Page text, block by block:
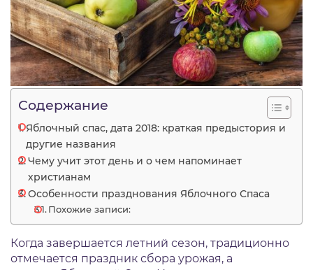
Содержание
Яблочный спас, дата 2018: краткая предыстория и
другие названия
Чему учит этот день и о чем напоминает
христианам
Особенности празднования Яблочного Спаса
Похожие записи:
Когда завершается летний сезон, традиционно
отмечается праздник сбора урожая, а